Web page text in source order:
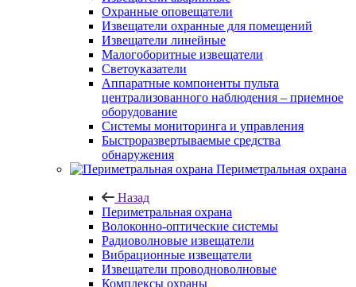
Охранные оповещатели
Извещатели охранные для помещений
Извещатели линейные
Малогоборитные извещатели
Светоуказатели
Аппаратные компоненты пульта
централизованного наблюдения – приемное
оборудование
Системы мониторинга и управления
Быстроразвертываемые средства
обнаружения
Периметральная охрана
Назад
Периметральная охрана
Волоконно-оптические системы
Радиоволновые извещатели
Вибрационные извещатели
Извещатели проводноволновые
Комплексы охраны